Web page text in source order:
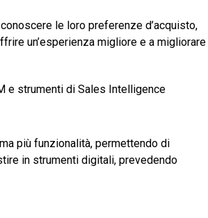
le loro preferenze d’acquisto,
un’esperienza migliore e a migliorare
e strumenti di Sales Intelligence
più funzionalità, permettendo di
in strumenti digitali, prevedendo